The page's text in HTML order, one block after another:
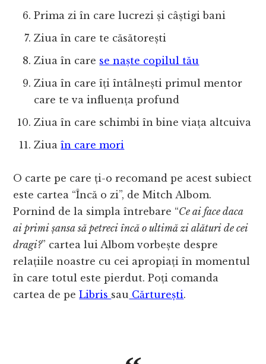
Prima zi în care lucrezi și câștigi bani
Ziua în care te căsătorești
Ziua în care se naște copilul tău
Ziua în care îți întâlnești primul mentor
care te va influența profund
Ziua în care schimbi în bine viața altcuiva
Ziuaîn care mori
O carte pe care ți-o recomand pe acest subiect
este cartea “Încă o zi”, de Mitch Albom.
Pornind de la simpla întrebare “Ce ai face daca
ai primi șansa să petreci încă o ultimă zi alături de cei
dragi?” cartea lui Albom vorbește despre
relațiile noastre cu cei apropiați în momentul
în care totul este pierdut. Poți comanda
cartea de peLibris sau Cărturești.